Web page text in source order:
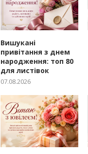
Вишукані
привітання з днем
народження: топ 80
для листівок
07.08.2026